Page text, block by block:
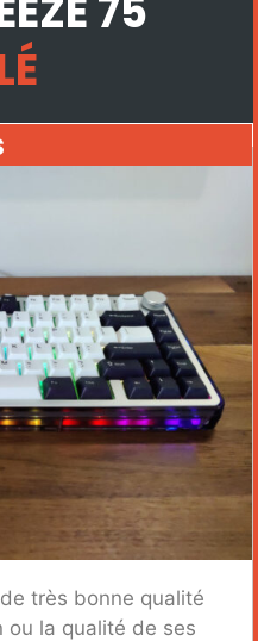
75
très bonne qualité
ou la qualité de ses